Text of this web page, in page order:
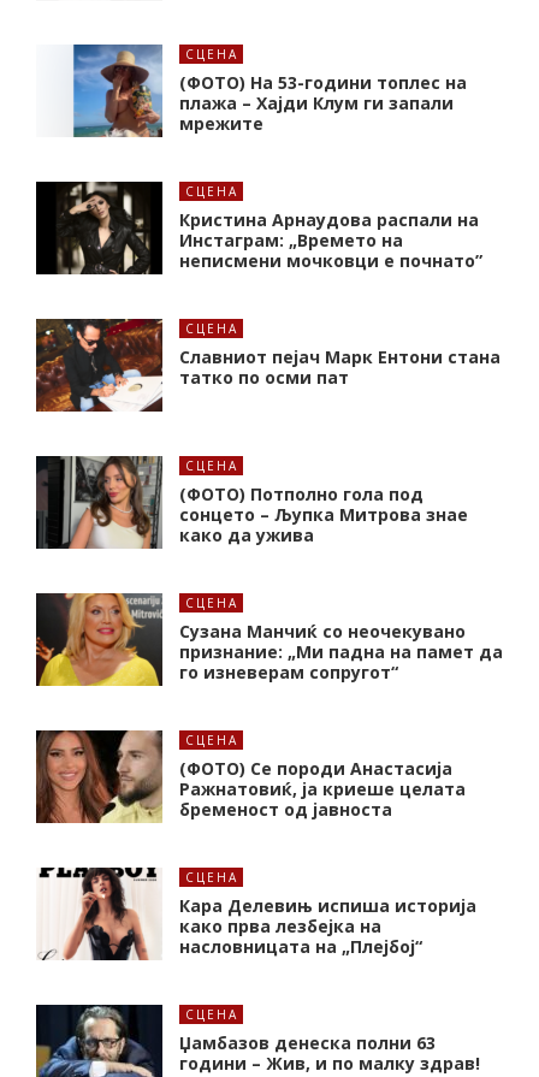
СЦЕНА
(ФОТО) На 53-години топлес на
плажа – Хајди Клум ги запали
мрежите
СЦЕНА
Кристина Арнаудова распали на
Инстаграм: „Времето на
неписмени мочковци е почнато”
СЦЕНА
Славниот пејач Марк Ентони стана
татко по осми пат
СЦЕНА
(ФОТО) Потполно гола под
сонцето – Љупка Митрова знае
како да ужива
СЦЕНА
Сузана Манчиќ со неочекувано
признание: „Ми падна на памет да
го изневерам сопругот“
СЦЕНА
(ФОТО) Се породи Анастасија
Ражнатовиќ, ја криеше целата
бременост од јавноста
СЦЕНА
Кара Делевињ испиша историја
како прва лезбејка на
насловницата на „Плејбој“
СЦЕНА
Џамбазов денеска полни 63
години – Жив, и по малку здрав!